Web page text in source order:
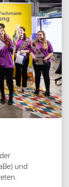
und